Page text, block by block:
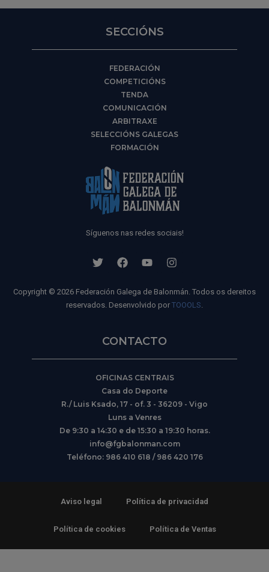
SECCIÓNS
FEDERACIÓN
COMPETICIÓNS
TENDA
COMUNICACIÓN
ARBITRAXE
SELECCIÓNS GALEGAS
FORMACIÓN
Síguenos nas redes sociais!
Copyright © 2026 Federación Galega de Balonmán. Todos os dereitos
reservados. Desenvolvido por TOOOLS.
CONTACTO
OFICINAS CENTRAIS
Casa do Deporte
R./ Luis Ksado, 17 - of. 3 - 36209 - Vigo
Luns a Venres
De 9:30 a 14:30 e de 15:30 a 19:30 horas.
info@fgbalonman.com
Teléfono: 986 410 618 / 986 420 176
Aviso legal Política de privacidad
Política de cookies Política de Ventas